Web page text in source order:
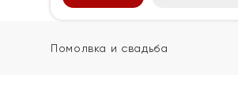
Помолвка и свадьба